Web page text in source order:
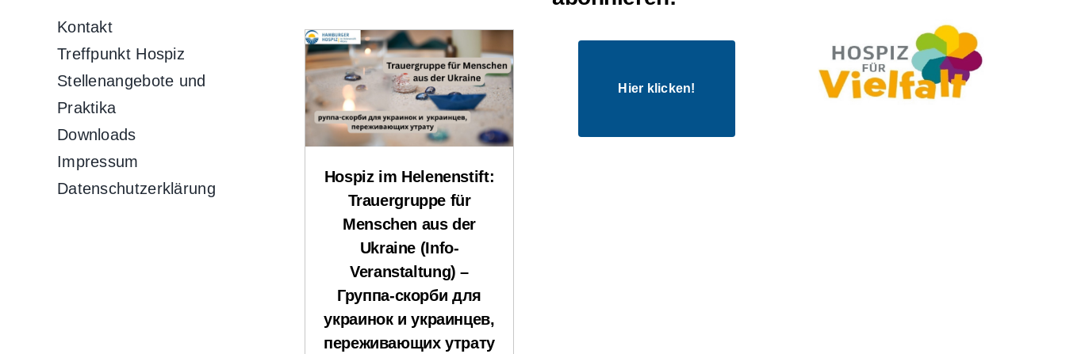
Kontakt
Treffpunkt Hospiz
Stellenangebote und
Praktika
Downloads
Impressum
Datenschutzerklärung
Hospiz im Helenenstift:
Trauergruppe für
Menschen aus der
Ukraine (Info-
Veranstaltung) –
Группа-скорби для
украинок и украинцев,
переживающих утрату
Hier klicken!